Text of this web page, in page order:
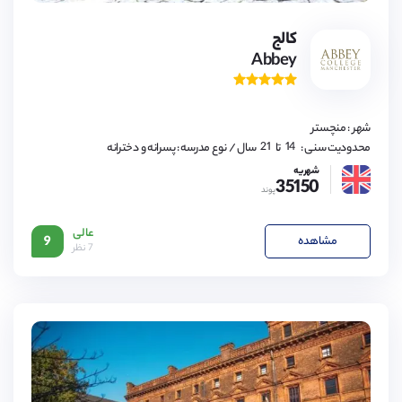
کالج
Abbey
شهر : منچستر
محدودیت سنی :
17,
18,
20,
تا
14,
15,
16,
21 سال/ نوع مدرسه : پسرانه و دخترانه
شهریه
35150پوند
مشاهده 9 عالی
7 نظر